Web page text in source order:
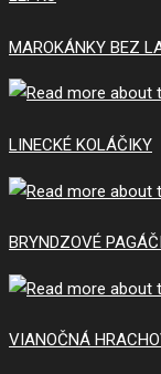
MAROKÁNKY BEZ
LINECKÉ KOLÁČIKY
BRYNDZOVÉ
VIANOČNÁ